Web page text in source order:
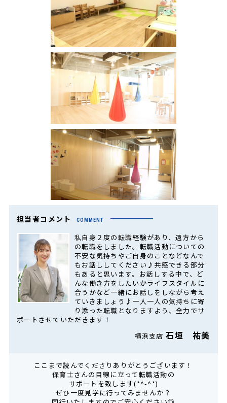
担当者コメント COMMENT
私自身２度の転職経験があり、遠方から
の転職をしました。転職活動についての
不安な気持ちやご自身のことなどなんで
もお話ししてください♪共感できる部分
もあると思います。お話しする中で、ど
んな働き方をしたいかライフスタイルに
合うかなど一緒にお話しをしながら考え
ていきましょう♪一人一人の気持ちに寄
り添った転職となりますよう、全力でサ
ポートさせていただきます！
横浜支店石垣 祐美
ここまで読んでくださりありがとうございます！
保育士さんの目線に立って転職活動の
サポートを致します(*^-^*)
ぜひ一度見学に行ってみませんか？